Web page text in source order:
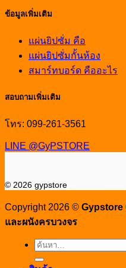
ข้อมูลเพิ่มเติม
แผ่นยิปซั่ม คือ
แผ่นยิปซั่มกั้นห้อง
สมาร์ทบอร์ด คืออะไร
สอบถามเพิ่มเติม
โทร: 099-261-3561
LINE @GyPSTORE
© 2026 gypstore
Copyright 2026 © Gypstore
และผนังครบวงจร
ค้นหา: